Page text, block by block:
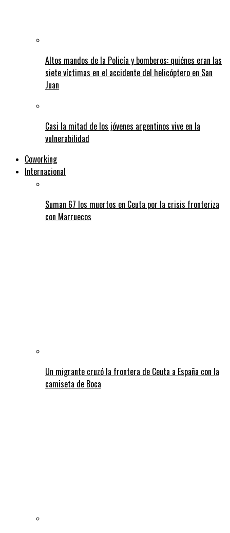
Altos mandos de la Policía y bomberos: quiénes eran las
siete víctimas en el accidente del helicóptero en San
Juan
Casi la mitad de los jóvenes argentinos vive en la
vulnerabilidad
Coworking
Internacional
Suman 67 los muertos en Ceuta por la crisis fronteriza
con Marruecos
Un migrante cruzó la frontera de Ceuta a España con la
camiseta de Boca